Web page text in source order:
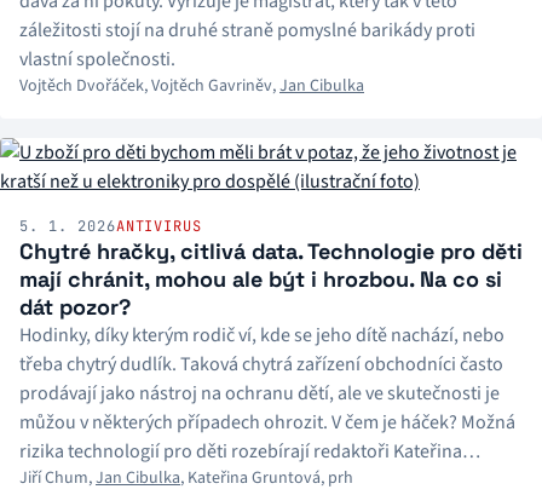
záležitosti stojí na druhé straně pomyslné barikády proti
vlastní společnosti.
Vojtěch Dvořáček,Vojtěch Gavriněv,Jan Cibulka
5. 1. 2026ANTIVIRUS
Chytré hračky, citlivá data. Technologie pro děti
mají chránit, mohou ale být i hrozbou. Na co si
dát pozor?
Hodinky, díky kterým rodič ví, kde se jeho dítě nachází, nebo
třeba chytrý dudlík. Taková chytrá zařízení obchodníci často
prodávají jako nástroj na ochranu dětí, ale ve skutečnosti je
můžou v některých případech ohrozit. V čem je háček? Možná
rizika technologií pro děti rozebírají redaktoři Kateřina
Gruntová a Jan Cibulka v pořadu Antivirus.
Jiří Chum,Jan Cibulka, Kateřina Gruntová, prh